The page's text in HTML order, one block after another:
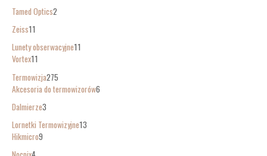
Tamed Optics2
Zeiss11
Lunety obserwacyjne11
Vortex11
Termowizja275
Akcesoria do termowizorów6
Dalmierze3
Lornetki Termowizyjne13
Hikmicro9